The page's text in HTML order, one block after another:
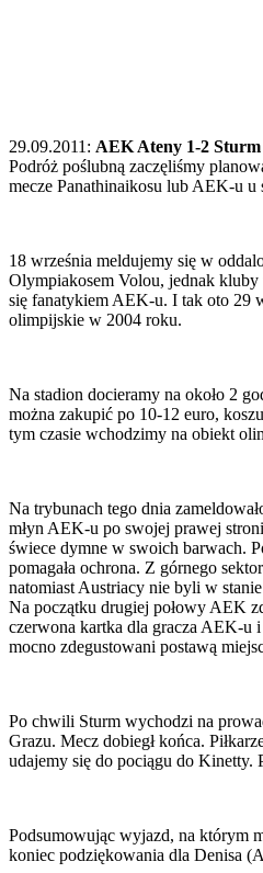
29.09.2011: AEK Ateny 1-2 Sturm
Podróż poślubną zaczęliśmy
mecze Panathinaikosu lub AEK-u u
18 września meldujemy się w
Olympiakosem Volou, jednak kluby
się fanatykiem AEK-u. I tak oto 29
olimpijskie w 2004 roku.
Na stadion docieramy na około 2
można zakupić po 10-12 euro,
tym czasie wchodzimy na obiekt
Na trybunach tego dnia
młyn AEK-u po swojej prawej
świece dymne w swoich barwach.
pomagała ochrona. Z górnego
natomiast Austriacy nie byli w
Na początku drugiej połowy AEK
czerwona kartka dla gracza AEK-u
mocno zdegustowani postawą
Po chwili Sturm wychodzi na
Grazu. Mecz dobiegł końca.
udajemy się do pociągu do Kinetty.
Podsumowując wyjazd, na którym
koniec podziękowania dla Denisa